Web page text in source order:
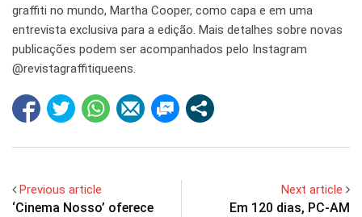
graffiti no mundo, Martha Cooper, como capa e em uma
entrevista exclusiva para a edição. Mais detalhes sobre novas
publicações podem ser acompanhados pelo Instagram
@revistagraffitiqueens.
Previous article
‘Cinema Nosso’ oferece
Next article
Em 120 dias, PC-AM